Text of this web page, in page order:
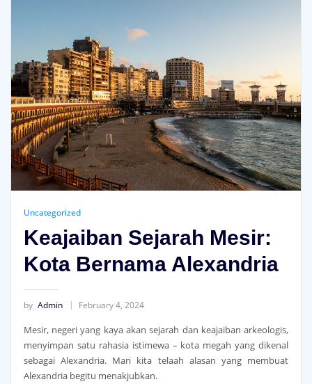
Uncategorized
Keajaiban Sejarah Mesir:
Kota Bernama Alexandria
by Admin February 4, 2024
Mesir, negeri yang kaya akan sejarah dan keajaiban arkeologis,
menyimpan satu rahasia istimewa – kota megah yang dikenal
sebagai Alexandria. Mari kita telaah alasan yang membuat
Alexandria begitu menakjubkan.